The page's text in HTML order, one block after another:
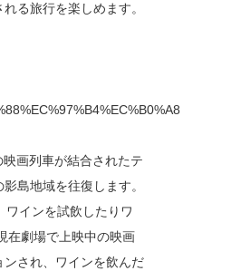
る旅行を楽しめます。
画列車が結合されたテ
島地域を往復します。
インを試飲したりワ
在劇場で上映中の映画
され、ワインを飲んだ